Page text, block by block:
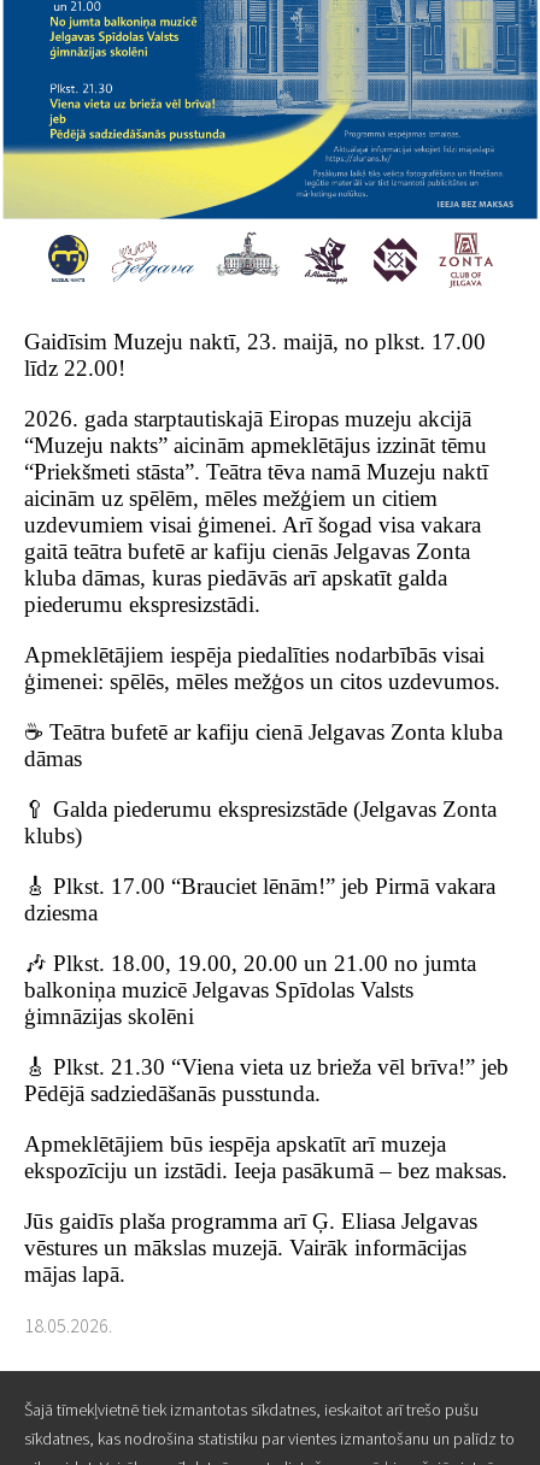
Gaidīsim Muzeju naktī, 23. maijā, no plkst. 17.00
līdz 22.00!
2026. gada starptautiskajā Eiropas muzeju akcijā
“Muzeju nakts” aicinām apmeklētājus izzināt tēmu
“Priekšmeti stāsta”. Teātra tēva namā Muzeju naktī
aicinām uz spēlēm, mēles mežģiem un citiem
uzdevumiem visai ģimenei. Arī šogad visa vakara
gaitā teātra bufetē ar kafiju cienās Jelgavas Zonta
kluba dāmas, kuras piedāvās arī apskatīt galda
piederumu ekspresizstādi.
Apmeklētājiem iespēja piedalīties nodarbībās visai
ģimenei: spēlēs, mēles mežģos un citos uzdevumos.
☕ Teātra bufetē ar kafiju cienā Jelgavas Zonta kluba
dāmas
🥄 Galda piederumu ekspresizstāde (Jelgavas Zonta
klubs)
🎸 Plkst. 17.00 “Brauciet lēnām!” jeb Pirmā vakara
dziesma
🎶 Plkst. 18.00, 19.00, 20.00 un 21.00 no jumta
balkoniņa muzicē Jelgavas Spīdolas Valsts
ģimnāzijas skolēni
🎸 Plkst. 21.30 “Viena vieta uz brieža vēl brīva!” jeb
Pēdējā sadziedāšanās pusstunda.
Apmeklētājiem būs iespēja apskatīt arī muzeja
ekspozīciju un izstādi. Ieeja pasākumā – bez maksas.
Jūs gaidīs plaša programma arī Ģ. Eliasa Jelgavas
vēstures un mākslas muzejā. Vairāk informācijas
mājas lapā.
18.05.2026.
Šajā tīmekļvietnē tiek izmantotas sīkdatnes, ieskaitot arī trešo pušu
sīkdatnes, kas nodrošina statistiku par vientes izmantošanu un palīdz to
Šajā tīmekļvietnē tiek izmantotas sīkdatnes, ieskaitot arī trešo pušu
sīkdatnes, kas nodrošina statistiku par vientes izmantošanu un palīdz to